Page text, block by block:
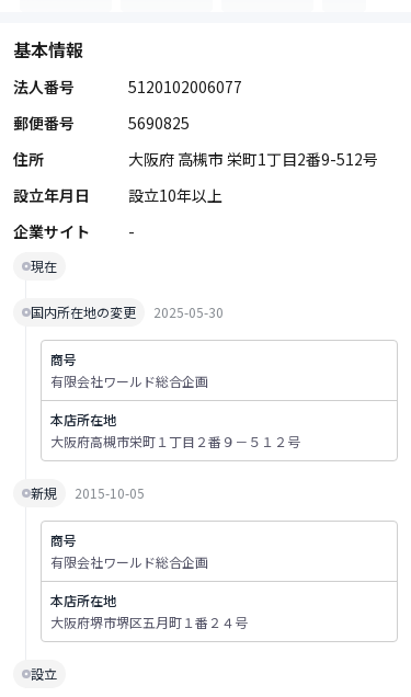
基本情報
法人番号
5120102006077
郵便番号
5690825
住所
大阪府 高槻市 栄町1丁目2番9-512号
設立年月日
設立10年以上
企業サイト
-
現在
国内所在地の変更 2025-05-30
商号
有限会社ワールド総合企画
本店所在地
大阪府高槻市栄町１丁目２番９－５１２号
新規 2015-10-05
商号
有限会社ワールド総合企画
本店所在地
大阪府堺市堺区五月町１番２４号
設立